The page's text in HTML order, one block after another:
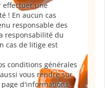
effectuer une
! En aucun cas
responsable des
responsabilité du
cas de litige est
conditions générales
vous rendre sur
d'informations